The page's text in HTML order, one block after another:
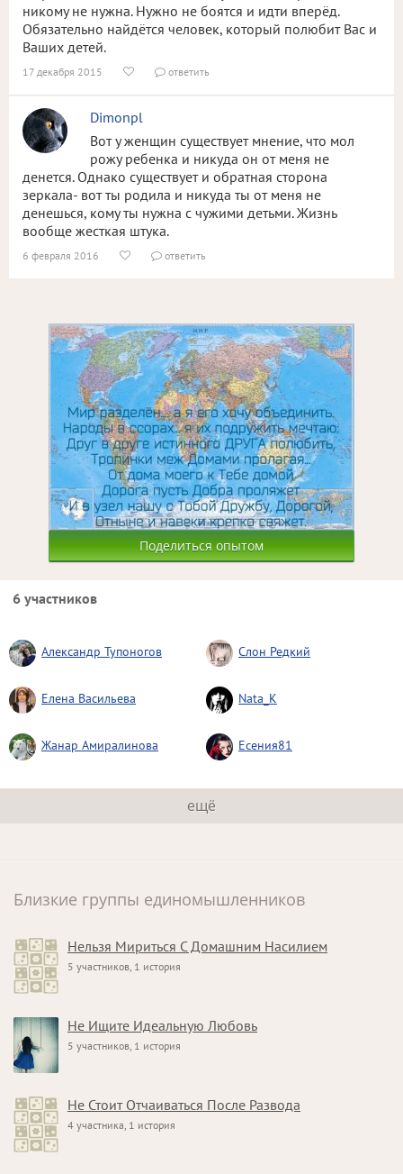
никому не нужна. Нужно не боятся и идти вперёд.
Обязательно найдётся человек, который полюбит Вас и
Ваших детей.
17 декабря 2015   ответить
Dimonpl
Вот у женщин существует мнение, что мол
рожу ребенка и никуда он от меня не
денется. Однако существует и обратная сторона
зеркала- вот ты родила и никуда ты от меня не
денешься, кому ты нужна с чужими детьми. Жизнь
вообще жесткая штука.
6 февраля 2016   ответить
Поделиться опытом
6 участников
Александр Тупоногов Слон Редкий
Елена Васильева Nata_K
Жанар Амиралинова Есения81
ещё
Близкие группы единомышленников
Нельзя Мириться С Домашним Насилием
5 участников, 1 история
Не Ищите Идеальную Любовь
5 участников, 1 история
Не Стоит Отчаиваться После Развода
4 участника, 1 история